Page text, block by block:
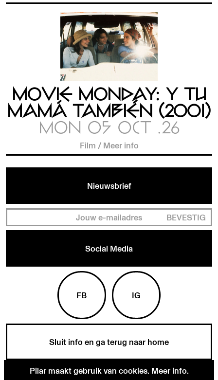
MOVIE MONDAY: Y TU
MAMÁ TAMBIÉN (2001)
MON 05 OCT .26
Film /Meer info
Nieuwsbrief
BEVESTIG
Social Media
FB IG
Sluit info en ga terug naar home
Pilar maakt gebruik van cookies. Meer info.